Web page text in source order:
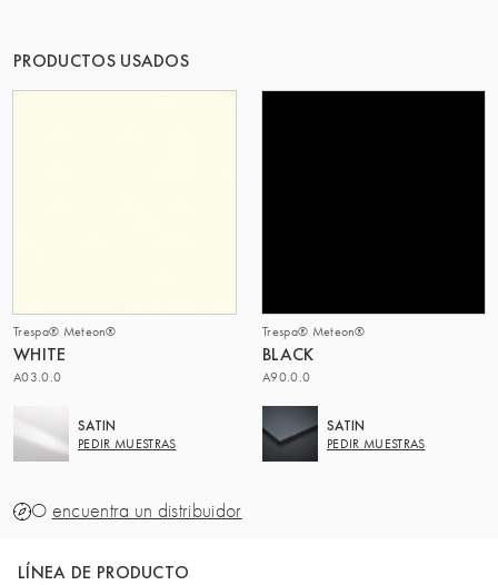
PRODUCTOS USADOS
Trespa® Meteon®
WHITE
A03.0.0
SATIN
PEDIR MUESTRAS
Trespa® Meteon®
BLACK
A90.0.0
SATIN
PEDIR MUESTRAS
O encuentra un distribuidor
LÍNEA DE PRODUCTO